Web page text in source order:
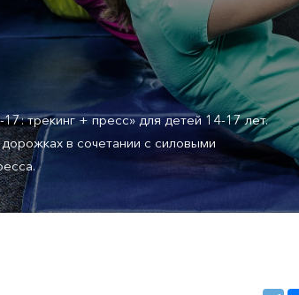
трекинг + пресс» для детей 14-17 лет.
в сочетании с силовыми